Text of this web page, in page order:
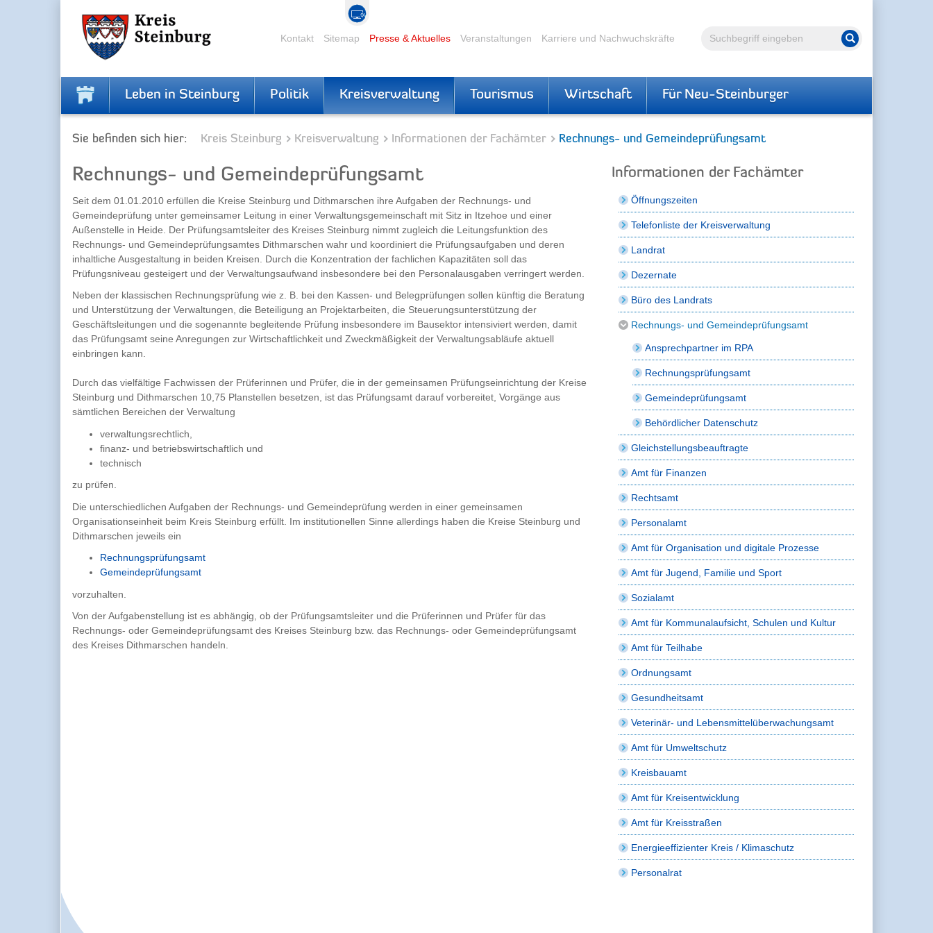
Volltextsuche Suche starten
Kontakt Sitemap Presse & Aktuelles Veranstaltungen Karriere und Nachwuchskräfte
Leben in Steinburg Politik Kreisverwaltung Tourismus Wirtschaft Für Neu-Steinburger
Sie befinden sich hier: Kreis Steinburg Kreisverwaltung Informationen der Fachämter Rechnungs- und Gemeindeprüfungsamt
Rechnungs- und Gemeindeprüfungsamt
Seit dem 01.01.2010 erfüllen die Kreise Steinburg und Dithmarschen ihre Aufgaben der Rechnungs- und
Gemeindeprüfung unter gemeinsamer Leitung in einer Verwaltungsgemeinschaft mit Sitz in Itzehoe und einer
Außenstelle in Heide. Der Prüfungsamtsleiter des Kreises Steinburg nimmt zugleich die Leitungsfunktion des
Rechnungs- und Gemeindeprüfungsamtes Dithmarschen wahr und koordiniert die Prüfungsaufgaben und deren
inhaltliche Ausgestaltung in beiden Kreisen. Durch die Konzentration der fachlichen Kapazitäten soll das
Prüfungsniveau gesteigert und der Verwaltungsaufwand insbesondere bei den Personalausgaben verringert werden.
Neben der klassischen Rechnungsprüfung wie z. B. bei den Kassen- und Belegprüfungen sollen künftig die Beratung
und Unterstützung der Verwaltungen, die Beteiligung an Projektarbeiten, die Steuerungsunterstützung der
Geschäftsleitungen und die sogenannte begleitende Prüfung insbesondere im Bausektor intensiviert werden, damit
das Prüfungsamt seine Anregungen zur Wirtschaftlichkeit und Zweckmäßigkeit der Verwaltungsabläufe aktuell
einbringen kann.
Durch das vielfältige Fachwissen der Prüferinnen und Prüfer, die in der gemeinsamen Prüfungseinrichtung der Kreise
Steinburg und Dithmarschen 10,75 Planstellen besetzen, ist das Prüfungsamt darauf vorbereitet, Vorgänge aus
sämtlichen Bereichen der Verwaltung
verwaltungsrechtlich,
finanz- und betriebswirtschaftlich und
technisch
zu prüfen.
Die unterschiedlichen Aufgaben der Rechnungs- und Gemeindeprüfung werden in einer gemeinsamen
Organisationseinheit beim Kreis Steinburg erfüllt. Im institutionellen Sinne allerdings haben die Kreise Steinburg und
Dithmarschen jeweils ein
Rechnungsprüfungsamt
Gemeindeprüfungsamt
vorzuhalten.
Von der Aufgabenstellung ist es abhängig, ob der Prüfungsamtsleiter und die Prüferinnen und Prüfer für das
Rechnungs- oder Gemeindeprüfungsamt des Kreises Steinburg bzw. das Rechnungs- oder Gemeindeprüfungsamt
des Kreises Dithmarschen handeln.
Informationen der Fachämter
Öffnungszeiten
Telefonliste der Kreisverwaltung
Landrat
Dezernate
Büro des Landrats
Rechnungs- und Gemeindeprüfungsamt
Ansprechpartner im RPA
Rechnungsprüfungsamt
Gemeindeprüfungsamt
Behördlicher Datenschutz
Gleichstellungsbeauftragte
Amt für Finanzen
Rechtsamt
Personalamt
Amt für Organisation und digitale Prozesse
Amt für Jugend, Familie und Sport
Sozialamt
Amt für Kommunalaufsicht, Schulen und Kultur
Amt für Teilhabe
Ordnungsamt
Gesundheitsamt
Veterinär- und Lebensmittelüberwachungsamt
Amt für Umweltschutz
Kreisbauamt
Amt für Kreisentwicklung
Amt für Kreisstraßen
Energieeffizienter Kreis / Klimaschutz
Personalrat